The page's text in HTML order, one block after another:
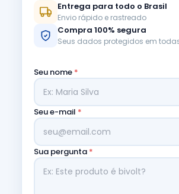
Entrega para todo o Brasil
Envio rápido e rastreado
Compra 100% segura
Seus dados protegidos em
Seu nome *
Seu e-mail *
Sua pergunta *